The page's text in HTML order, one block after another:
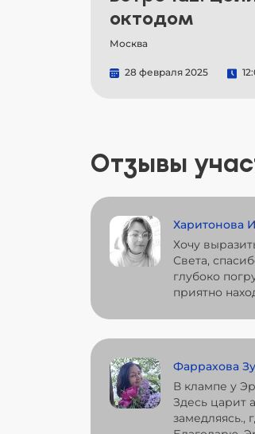
октодом
Москва
28 февраля 2025
Отзывы
Харитонова
Хочу
Света,
глубоко
приятно
Фаррахова
В клампе у
Здесь царит
замедляясь.,